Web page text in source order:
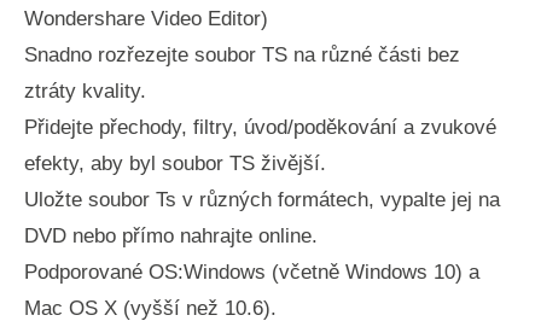
Wondershare Video Editor)
Snadno rozřezejte soubor TS na různé části bez
ztráty kvality.
Přidejte přechody, filtry, úvod/poděkování a zvukové
efekty, aby byl soubor TS živější.
Uložte soubor Ts v různých formátech, vypalte jej na
DVD nebo přímo nahrajte online.
Podporované OS:Windows (včetně Windows 10) a
Mac OS X (vyšší než 10.6).